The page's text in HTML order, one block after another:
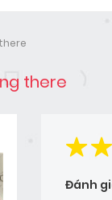
there
Đánh